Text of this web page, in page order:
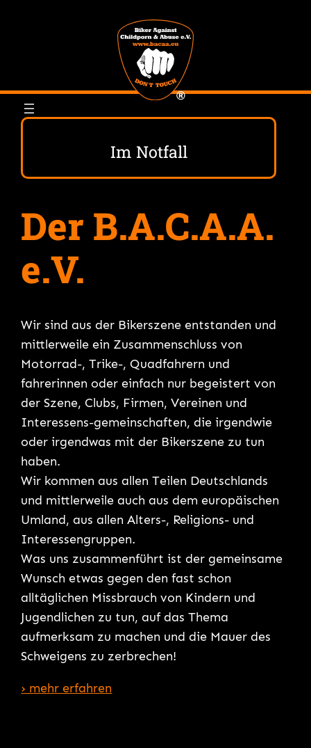
Im Notfall
Der B.A.C.A.A.
e.V.
Wir sind aus der Bikerszene entstanden und
mittlerweile ein Zusammenschluss von
Motorrad-, Trike-, Quadfahrern und
fahrerinnen oder einfach nur begeistert von
der Szene, Clubs, Firmen, Vereinen und
Interessens-gemeinschaften, die irgendwie
oder irgendwas mit der Bikerszene zu tun
haben.
Wir kommen aus allen Teilen Deutschlands
und mittlerweile auch aus dem europäischen
Umland, aus allen Alters-, Religions- und
Interessengruppen.
Was uns zusammenführt ist der gemeinsame
Wunsch etwas gegen den fast schon
alltäglichen Missbrauch von Kindern und
Jugendlichen zu tun, auf das Thema
aufmerksam zu machen und die Mauer des
Schweigens zu zerbrechen!
› mehr erfahren